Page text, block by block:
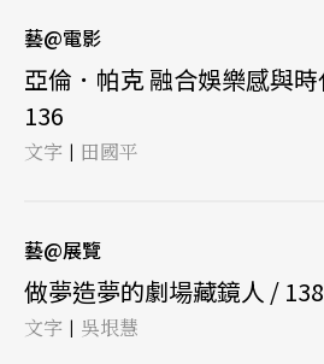
藝@電影
亞倫．帕克 融合娛樂感與
136
文字 | 田國平
藝@展覽
做夢造夢的劇場藏鏡人 / 138
文字 | 吳垠慧